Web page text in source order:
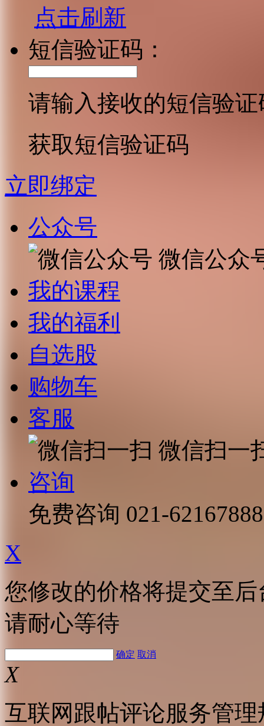
点击刷新
短信验证码：
请输入接收的短信验证
获取短信验证码
立即绑定
公众号
微信公众
我的课程
我的福利
自选股
购物车
客服
微信扫一
咨询
免费咨询 021-62167888
X
您修改的价格将提交至
请耐心等待
确定 取消
X
互联网跟帖评论服务管理